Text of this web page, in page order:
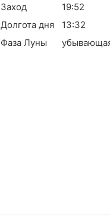
Заход
19:52
Долгота дня
13:32
Фаза Луны